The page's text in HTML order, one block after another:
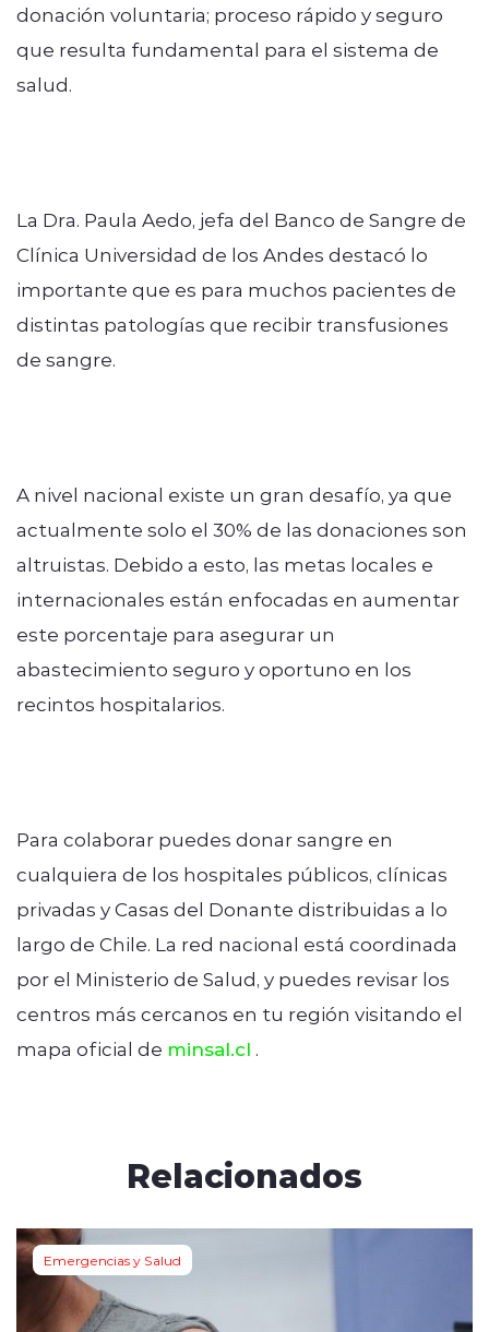
donación voluntaria; proceso rápido y seguro
que resulta fundamental para el sistema de
salud.
La Dra. Paula Aedo, jefa del Banco de Sangre de
Clínica Universidad de los Andes destacó lo
importante que es para muchos pacientes de
distintas patologías que recibir transfusiones
de sangre.
A nivel nacional existe un gran desafío, ya que
actualmente solo el 30% de las donaciones son
altruistas. Debido a esto, las metas locales e
internacionales están enfocadas en aumentar
este porcentaje para asegurar un
abastecimiento seguro y oportuno en los
recintos hospitalarios.
Para colaborar puedes donar sangre en
cualquiera de los hospitales públicos, clínicas
privadas y Casas del Donante distribuidas a lo
largo de Chile. La red nacional está coordinada
por el Ministerio de Salud, y puedes revisar los
centros más cercanos en tu región visitando el
mapa oficial de minsal.cl .
Relacionados
Emergencias y Salud